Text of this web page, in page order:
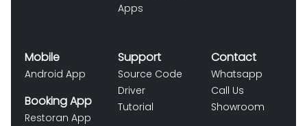
Apps
Mobile
Android App
Booking App
Restoran App
Support
Source Code
Driver
Tutorial
Contact
Whatsapp
Call Us
Showroom